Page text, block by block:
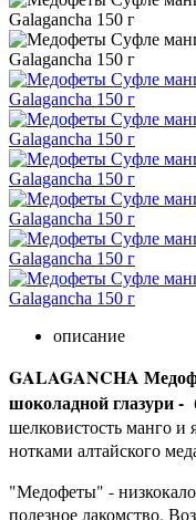
описание
GALAGANCHA
шоколадной глазури -
шелковистость манго
нотками алтайского
"Медофеты" -
полезное лакомство.